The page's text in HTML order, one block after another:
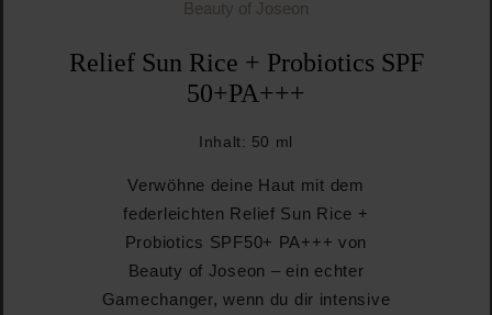
Beauty of Joseon
Relief Sun Rice + Probiotics SPF
50+PA+++
Inhalt: 50 ml
Verwöhne deine Haut mit dem
federleichten Relief Sun Rice +
Probiotics SPF50+ PA+++ von
Beauty of Joseon – ein echter
Gamechanger, wenn du dir intensive